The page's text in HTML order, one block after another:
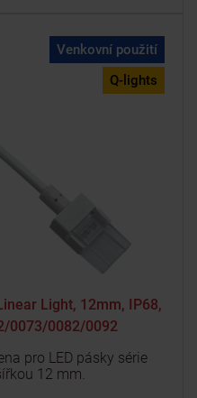
Venkovní použití
Q-lights
Light, 12mm, IP68,
0073/0082/0092
pro LED pásky série
12 mm.